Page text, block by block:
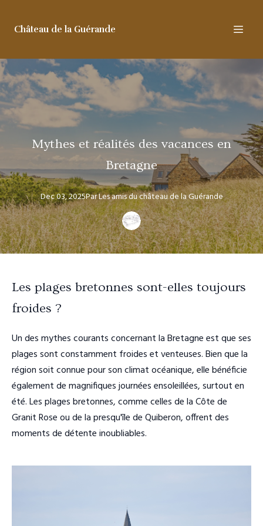
Château de la Guérande
Mythes et réalités des vacances en
Bretagne
Dec 03, 2025ParLes amisdu château de la Guérande
Les plages bretonnes sont-elles toujours
froides ?
Un des mythes courants concernant la Bretagne est que ses
plages sont constamment froides et venteuses. Bien que la
région soit connue pour son climat océanique, elle bénéficie
également de magnifiques journées ensoleillées, surtout en
été. Les plages bretonnes, comme celles de la Côte de
Granit Rose ou de la presqu'île de Quiberon, offrent des
moments de détente inoubliables.